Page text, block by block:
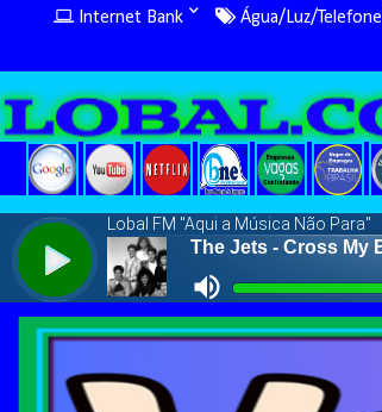
Internet Bank Água/Luz/Telefone